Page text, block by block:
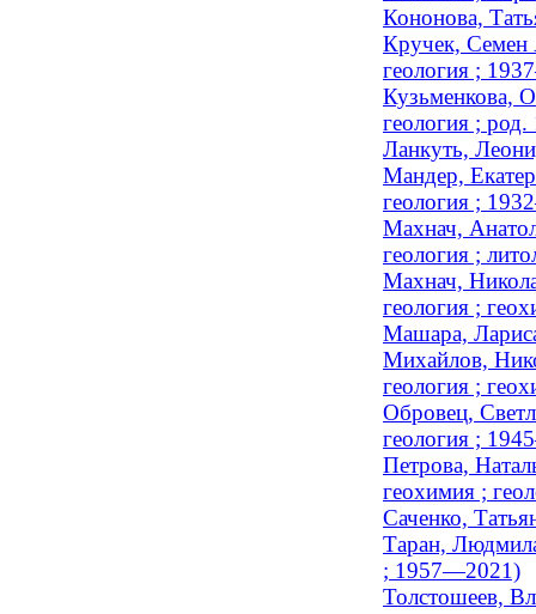
Кононова,
Кручек, Семен
геология ;
Кузьменкова,
геология ; род.
Ланкуть,
Мандер,
геология ;
Махнач,
геология ;
Махнач,
геология ;
Машара,
Михайлов,
геология ;
Обровец,
геология ;
Петрова,
геохимия ;
Саченко,
Таран,
; 1957—2021)
Толстошеев,